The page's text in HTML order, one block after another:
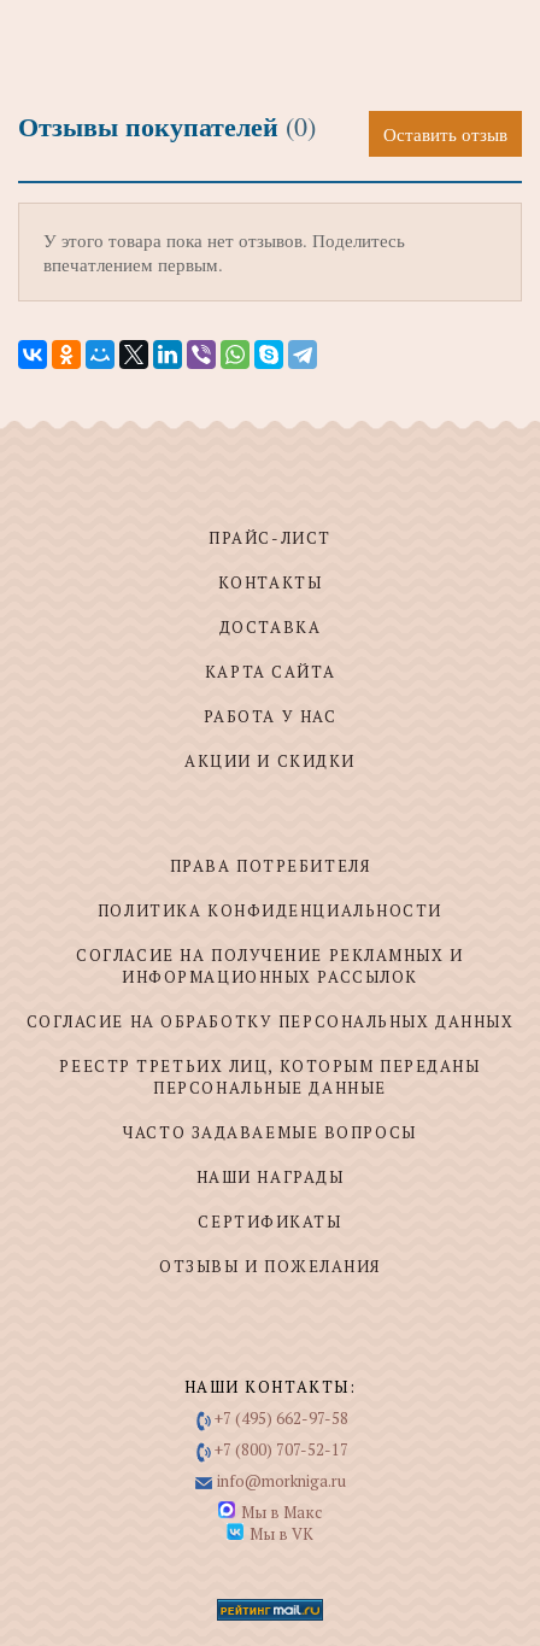
Отзывы покупателей (0) Оставить отзыв
У этого товара пока нет отзывов. Поделитесь
впечатлением первым.
ПРАЙС-ЛИСТ
КОНТАКТЫ
ДОСТАВКА
КАРТА САЙТА
РАБОТА У НАС
АКЦИИ И СКИДКИ
ПРАВА ПОТРЕБИТЕЛЯ
ПОЛИТИКА КОНФИДЕНЦИАЛЬНОСТИ
СОГЛАСИЕ НА ПОЛУЧЕНИЕ РЕКЛАМНЫХ И
ИНФОРМАЦИОННЫХ РАССЫЛОК
СОГЛАСИЕ НА ОБРАБОТКУ ПЕРСОНАЛЬНЫХ ДАННЫХ
РЕЕСТР ТРЕТЬИХ ЛИЦ, КОТОРЫМ ПЕРЕДАНЫ
ПЕРСОНАЛЬНЫЕ ДАННЫЕ
ЧАСТО ЗАДАВАЕМЫЕ ВОПРОСЫ
НАШИ НАГРАДЫ
СЕРТИФИКАТЫ
ОТЗЫВЫ И ПОЖЕЛАНИЯ
НАШИ КОНТАКТЫ:
+7 (495) 662-97-58
+7 (800) 707-52-17
info@morkniga.ru
Мы в Макс
Мы в VK